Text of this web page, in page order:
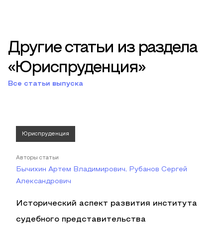
Другие статьи из раздела
«Юриспруденция»
Все статьи выпуска
Юриспруденция
Авторы статьи
Бычихин Артем Владимирович, Рубанов Сергей
Александрович
Исторический аспект развития института
судебного представительства